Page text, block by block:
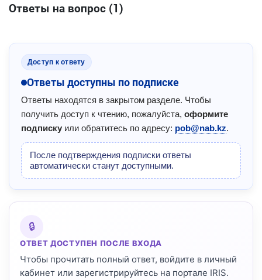
Ответы на вопрос (1)
Доступ к ответу
Ответы доступны по подписке
Ответы находятся в закрытом разделе. Чтобы
получить доступ к чтению, пожалуйста, оформите
подписку или обратитесь по адресу: pob@nab.kz.
После подтверждения подписки ответы
автоматически станут доступными.
🔒
ОТВЕТ ДОСТУПЕН ПОСЛЕ ВХОДА
Чтобы прочитать полный ответ, войдите в личный
кабинет или зарегистрируйтесь на портале IRIS.